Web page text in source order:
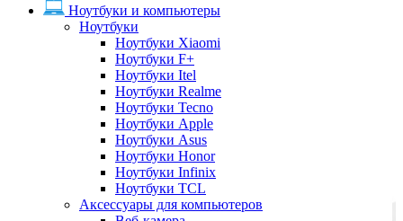
Ноутбуки и компьютеры
Ноутбуки
Ноутбуки Xiaomi
Ноутбуки F+
Ноутбуки Itel
Ноутбуки Realme
Ноутбуки Tecno
Ноутбуки Apple
Ноутбуки Asus
Ноутбуки Honor
Ноутбуки Infinix
Ноутбуки TCL
Аксессуары для компьютеров